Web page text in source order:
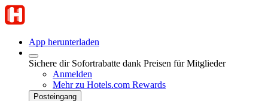
App herunterladen
Sichere dir Sofortrabatte dank Preisen für Mitglieder
Anmelden
Mehr zu Hotels.com Rewards
Posteingang